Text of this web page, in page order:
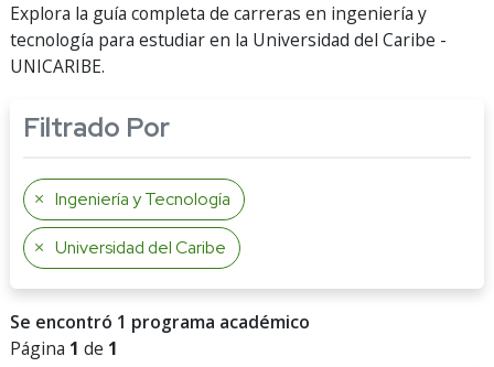
Explora la guía completa de carreras en ingeniería y
tecnología para estudiar en la Universidad del Caribe -
UNICARIBE.
Filtrado Por
Ingeniería y Tecnología
Universidad del Caribe
Se encontró 1 programa académico
Página 1 de 1